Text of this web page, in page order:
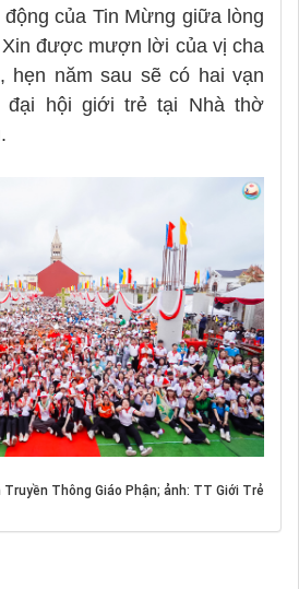
của Tin Mừng giữa lòng
được mượn lời của vị cha
hẹn năm sau sẽ có hai vạn
đại hội giới trẻ tại Nhà thờ
Truyền Thông Giáo Phận; ảnh: TT Giới Trẻ